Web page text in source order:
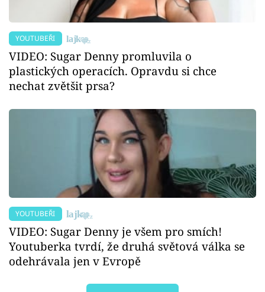
YOUTUBEŘI
VIDEO: Sugar Denny promluvila o
plastických operacích. Opravdu si chce
nechat zvětšit prsa?
YOUTUBEŘI
VIDEO: Sugar Denny je všem pro smích!
Youtuberka tvrdí, že druhá světová válka se
odehrávala jen v Evropě